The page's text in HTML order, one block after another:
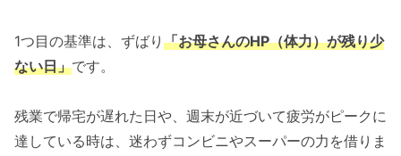
1つ目の基準は、ずばり 「お母さんのHP（体力）が残り少
ない日」です。
残業で帰宅が遅れた日や、週末が近づいて疲労がピークに
達している時は、迷わずコンビニやスーパーの力を借りま